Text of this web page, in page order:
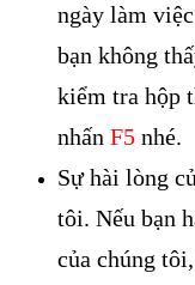
ngày làm
bạn không
kiểm tra hộp
nhấn F5 nhé.
Sự hài lòng
tôi. Nếu bạn
của chúng